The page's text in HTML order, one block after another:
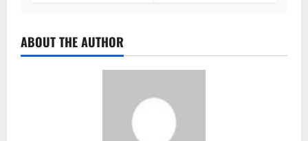
ABOUT THE AUTHOR